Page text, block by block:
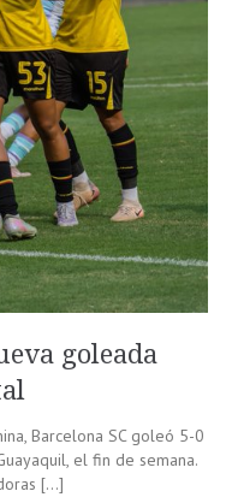
goleada
Barcelona SC goleó 5-0
el fin de semana.
[…]